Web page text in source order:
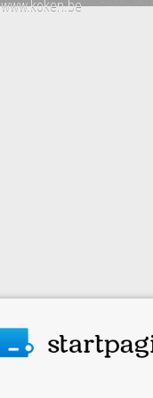
www.koken.be